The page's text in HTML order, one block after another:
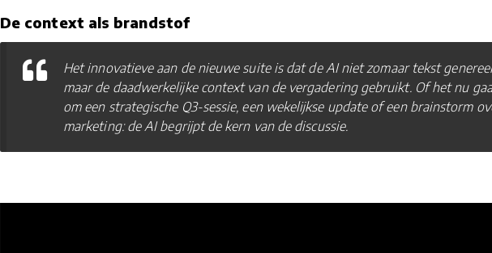
De context als brandstof
Het innovatieve aan de nieuwe suite is dat de AI niet zomaar tekst
maar de daadwerkelijke context van de vergadering gebruikt. Of het nu
om een strategische Q3-sessie, een wekelijkse update of een brainstorm
marketing: de AI begrijpt de kern van de discussie.